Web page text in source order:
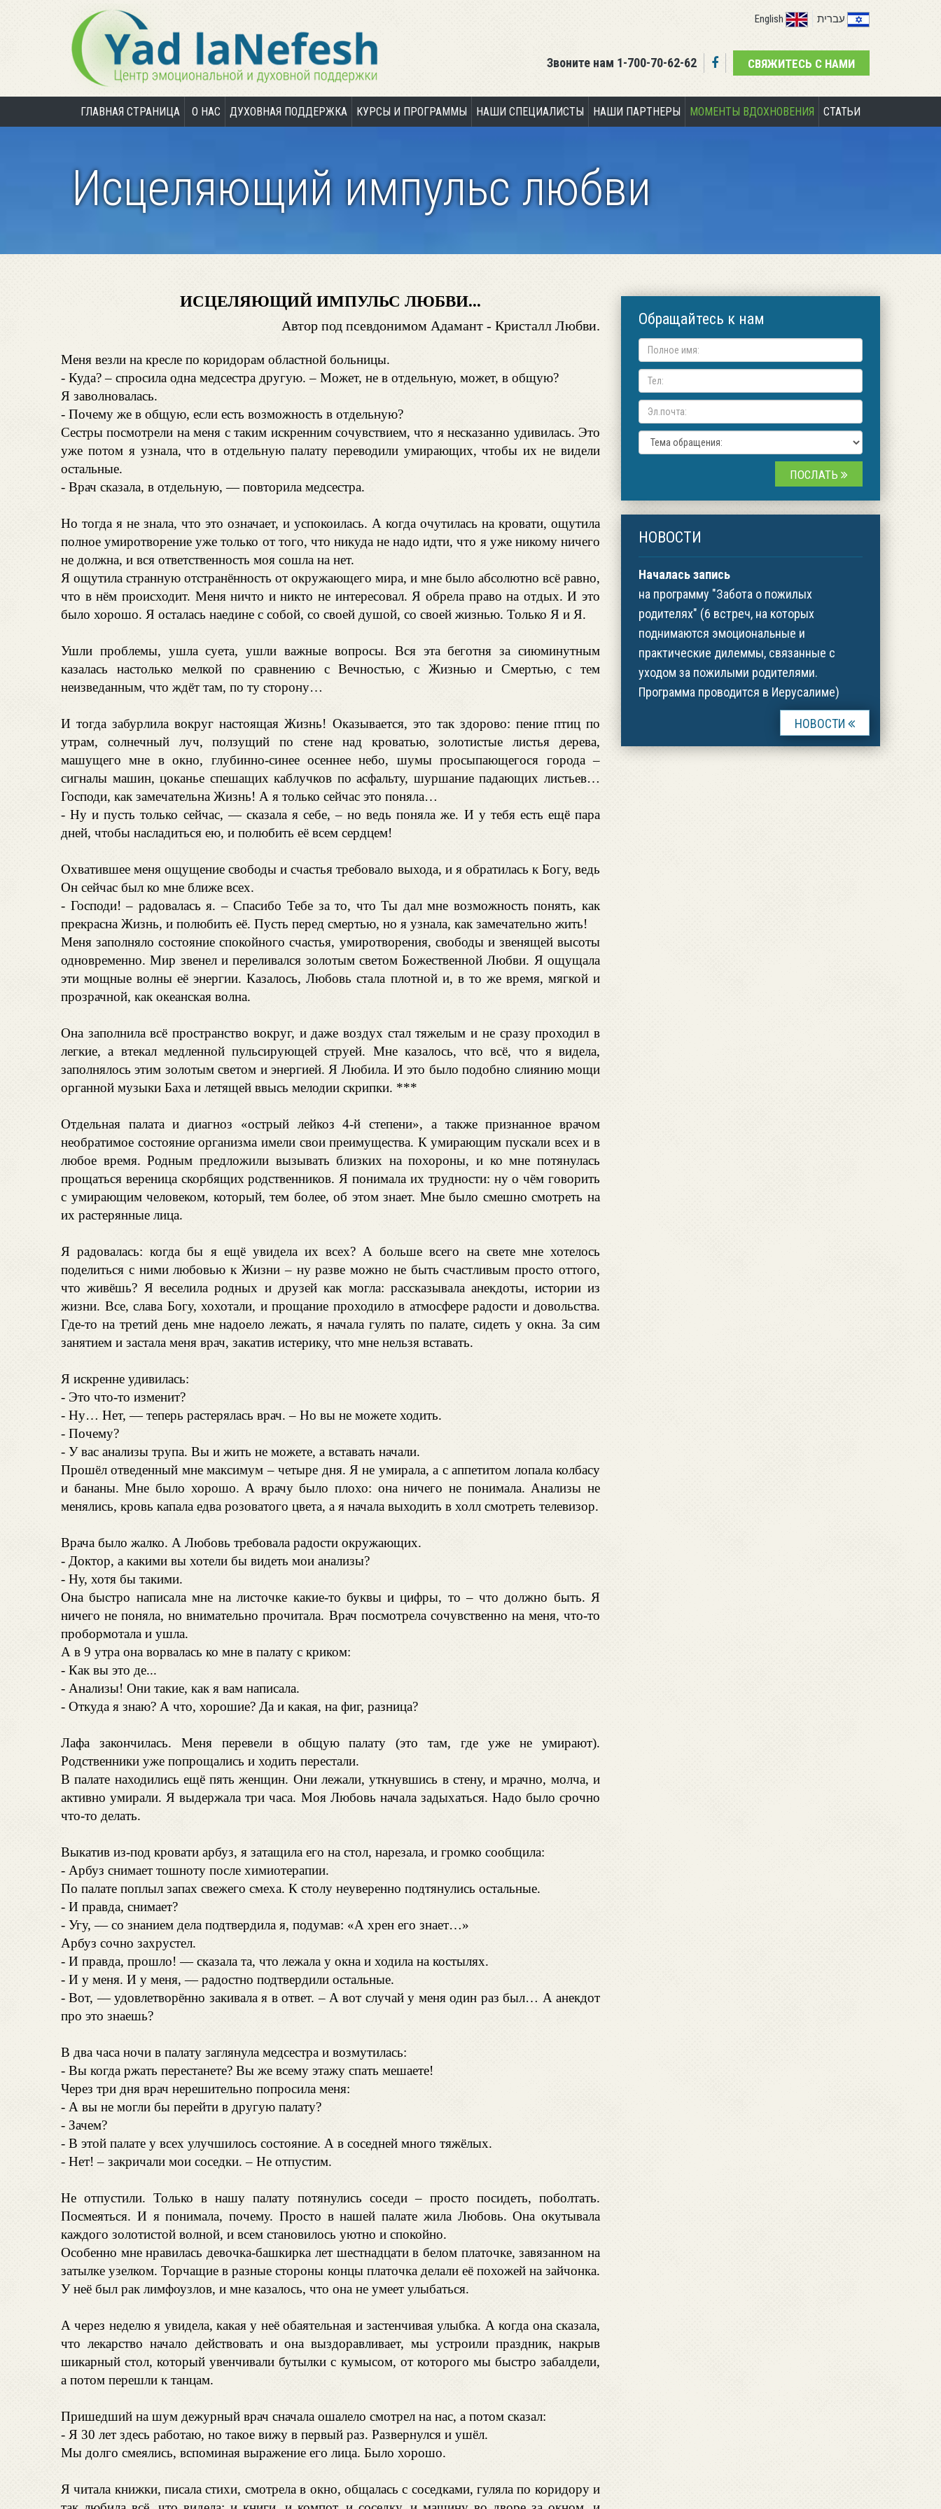
עברית
СВЯЖИТЕСЬ С НАМИ
Звоните нам 1-700-70-62-62
ГЛАВНАЯ СТРАНИЦА О НАС ДУХОВНАЯ ПОДДЕРЖКА КУРСЫ И ПРОГРАММЫ НАШИ СПЕЦИАЛИСТЫ НАШИ ПАРТНЕРЫ МОМЕНТЫ ВДОХНОВЕНИЯ СТАТЬИ
Исцеляющий импульс любви
ИСЦЕЛЯЮЩИЙ ИМПУЛЬС ЛЮБВИ...
Автор под псевдонимом Адамант - Кристалл Любви.
Меня везли на кресле по коридорам областной больницы.
- Куда? – спросила одна медсестра другую. – Может, не в отдельную, может, в общую?
Я заволновалась.
- Почему же в общую, если есть возможность в отдельную?
Сестры посмотрели на меня с таким искренним сочувствием, что я несказанно удивилась. Это
уже потом я узнала, что в отдельную палату переводили умирающих, чтобы их не видели
остальные.
- Врач сказала, в отдельную, — повторила медсестра.
Но тогда я не знала, что это означает, и успокоилась. А когда очутилась на кровати, ощутила
полное умиротворение уже только от того, что никуда не надо идти, что я уже никому ничего
не должна, и вся ответственность моя сошла на нет.
Я ощутила странную отстранённость от окружающего мира, и мне было абсолютно всё равно,
что в нём происходит. Меня ничто и никто не интересовал. Я обрела право на отдых. И это
было хорошо. Я осталась наедине с собой, со своей душой, со своей жизнью. Только Я и Я.
Ушли проблемы, ушла суета, ушли важные вопросы. Вся эта беготня за сиюминутным
казалась настолько мелкой по сравнению с Вечностью, с Жизнью и Смертью, с тем
неизведанным, что ждёт там, по ту сторону…
И тогда забурлила вокруг настоящая Жизнь! Оказывается, это так здорово: пение птиц по
утрам, солнечный луч, ползущий по стене над кроватью, золотистые листья дерева,
машущего мне в окно, глубинно-синее осеннее небо, шумы просыпающегося города –
сигналы машин, цоканье спешащих каблучков по асфальту, шуршание падающих листьев…
Господи, как замечательна Жизнь! А я только сейчас это поняла…
- Ну и пусть только сейчас, — сказала я себе, – но ведь поняла же. И у тебя есть ещё пара
дней, чтобы насладиться ею, и полюбить её всем сердцем!
Охватившее меня ощущение свободы и счастья требовало выхода, и я обратилась к Богу, ведь
Он сейчас был ко мне ближе всех.
- Господи! – радовалась я. – Спасибо Тебе за то, что Ты дал мне возможность понять, как
прекрасна Жизнь, и полюбить её. Пусть перед смертью, но я узнала, как замечательно жить!
Меня заполняло состояние спокойного счастья, умиротворения, свободы и звенящей высоты
одновременно. Мир звенел и переливался золотым светом Божественной Любви. Я ощущала
эти мощные волны её энергии. Казалось, Любовь стала плотной и, в то же время, мягкой и
прозрачной, как океанская волна.
Она заполнила всё пространство вокруг, и даже воздух стал тяжелым и не сразу проходил в
легкие, а втекал медленной пульсирующей струей. Мне казалось, что всё, что я видела,
заполнялось этим золотым светом и энергией. Я Любила. И это было подобно слиянию мощи
органной музыки Баха и летящей ввысь мелодии скрипки. ***
Отдельная палата и диагноз «острый лейкоз 4-й степени», а также признанное врачом
необратимое состояние организма имели свои преимущества. К умирающим пускали всех и в
любое время. Родным предложили вызывать близких на похороны, и ко мне потянулась
прощаться вереница скорбящих родственников. Я понимала их трудности: ну о чём говорить
с умирающим человеком, который, тем более, об этом знает. Мне было смешно смотреть на
их растерянные лица.
Я радовалась: когда бы я ещё увидела их всех? А больше всего на свете мне хотелось
поделиться с ними любовью к Жизни – ну разве можно не быть счастливым просто оттого,
что живёшь? Я веселила родных и друзей как могла: рассказывала анекдоты, истории из
жизни. Все, слава Богу, хохотали, и прощание проходило в атмосфере радости и довольства.
Где-то на третий день мне надоело лежать, я начала гулять по палате, сидеть у окна. За сим
занятием и застала меня врач, закатив истерику, что мне нельзя вставать.
Я искренне удивилась:
- Это что-то изменит?
- Ну… Нет, — теперь растерялась врач. – Но вы не можете ходить.
- Почему?
- У вас анализы трупа. Вы и жить не можете, а вставать начали.
Прошёл отведенный мне максимум – четыре дня. Я не умирала, а с аппетитом лопала колбасу
и бананы. Мне было хорошо. А врачу было плохо: она ничего не понимала. Анализы не
менялись, кровь капала едва розоватого цвета, а я начала выходить в холл смотреть телевизор.
Врача было жалко. А Любовь требовала радости окружающих.
- Доктор, а какими вы хотели бы видеть мои анализы?
- Ну, хотя бы такими.
Она быстро написала мне на листочке какие-то буквы и цифры, то – что должно быть. Я
ничего не поняла, но внимательно прочитала. Врач посмотрела сочувственно на меня, что-то
пробормотала и ушла.
А в 9 утра она ворвалась ко мне в палату с криком:
- Как вы это де...
- Анализы! Они такие, как я вам написала.
- Откуда я знаю? А что, хорошие? Да и какая, на фиг, разница?
Лафа закончилась. Меня перевели в общую палату (это там, где уже не умирают).
Родственники уже попрощались и ходить перестали.
В палате находились ещё пять женщин. Они лежали, уткнувшись в стену, и мрачно, молча, и
активно умирали. Я выдержала три часа. Моя Любовь начала задыхаться. Надо было срочно
что-то делать.
Выкатив из-под кровати арбуз, я затащила его на стол, нарезала, и громко сообщила:
- Арбуз снимает тошноту после химиотерапии.
По палате поплыл запах свежего смеха. К столу неуверенно подтянулись остальные.
- И правда, снимает?
- Угу, — со знанием дела подтвердила я, подумав: «А хрен его знает…»
Арбуз сочно захрустел.
- И правда, прошло! — сказала та, что лежала у окна и ходила на костылях.
- И у меня. И у меня, — радостно подтвердили остальные.
- Вот, — удовлетворённо закивала я в ответ. – А вот случай у меня один раз был… А анекдот
про это знаешь?
В два часа ночи в палату заглянула медсестра и возмутилась:
- Вы когда ржать перестанете? Вы же всему этажу спать мешаете!
Через три дня врач нерешительно попросила меня:
- А вы не могли бы перейти в другую палату?
- Зачем?
- В этой палате у всех улучшилось состояние. А в соседней много тяжёлых.
- Нет! – закричали мои соседки. – Не отпустим.
Не отпустили. Только в нашу палату потянулись соседи – просто посидеть, поболтать.
Посмеяться. И я понимала, почему. Просто в нашей палате жила Любовь. Она окутывала
каждого золотистой волной, и всем становилось уютно и спокойно.
Особенно мне нравилась девочка-башкирка лет шестнадцати в белом платочке, завязанном на
затылке узелком. Торчащие в разные стороны концы платочка делали её похожей на зайчонка.
У неё был рак лимфоузлов, и мне казалось, что она не умеет улыбаться.
А через неделю я увидела, какая у неё обаятельная и застенчивая улыбка. А когда она сказала,
что лекарство начало действовать и она выздоравливает, мы устроили праздник, накрыв
шикарный стол, который увенчивали бутылки с кумысом, от которого мы быстро забалдели,
а потом перешли к танцам.
Пришедший на шум дежурный врач сначала ошалело смотрел на нас, а потом сказал:
- Я 30 лет здесь работаю, но такое вижу в первый раз. Развернулся и ушёл.
Мы долго смеялись, вспоминая выражение его лица. Было хорошо.
Я читала книжки, писала стихи, смотрела в окно, общалась с соседками, гуляла по коридору и
Обращайтесь к нам
ПОСЛАТЬ
НОВОСТИ
Началась запись
на программу "Забота о пожилых
родителях" (6 встреч, на которых
поднимаются эмоциональные и
практические дилеммы, связанные с
уходом за пожилыми родителями.
Программа проводится в Иерусалиме)
НОВОСТИ